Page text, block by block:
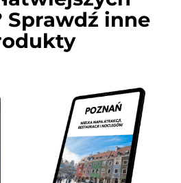
Sprawdź inne